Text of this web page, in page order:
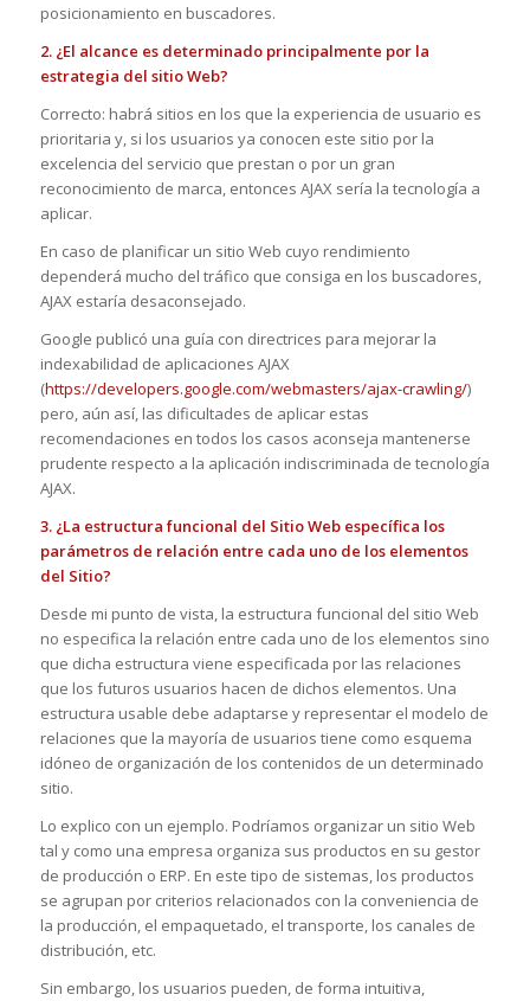
posicionamiento en buscadores.
2. ¿El alcance es determinado principalmente por la
estrategia del sitio Web?
Correcto: habrá sitios en los que la experiencia de usuario es
prioritaria y, si los usuarios ya conocen este sitio por la
excelencia del servicio que prestan o por un gran
reconocimiento de marca, entonces AJAX sería la tecnología a
aplicar.
En caso de planificar un sitio Web cuyo rendimiento
dependerá mucho del tráfico que consiga en los buscadores,
AJAX estaría desaconsejado.
Google publicó una guía con directrices para mejorar la
indexabilidad de aplicaciones AJAX
(https://developers.google.com/webmasters/ajax-crawling/)
pero, aún así, las dificultades de aplicar estas
recomendaciones en todos los casos aconseja mantenerse
prudente respecto a la aplicación indiscriminada de tecnología
AJAX.
3. ¿La estructura funcional del Sitio Web específica los
parámetros de relación entre cada uno de los elementos
del Sitio?
Desde mi punto de vista, la estructura funcional del sitio Web
no especifica la relación entre cada uno de los elementos sino
que dicha estructura viene especificada por las relaciones
que los futuros usuarios hacen de dichos elementos. Una
estructura usable debe adaptarse y representar el modelo de
relaciones que la mayoría de usuarios tiene como esquema
idóneo de organización de los contenidos de un determinado
sitio.
Lo explico con un ejemplo. Podríamos organizar un sitio Web
tal y como una empresa organiza sus productos en su gestor
de producción o ERP. En este tipo de sistemas, los productos
se agrupan por criterios relacionados con la conveniencia de
la producción, el empaquetado, el transporte, los canales de
distribución, etc.
Sin embargo, los usuarios pueden, de forma intuitiva,